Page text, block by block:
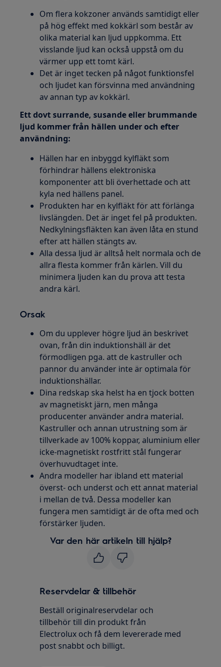
Om flera kokzoner används samtidigt eller
på hög effekt med kokkärl som består av
olika material kan ljud uppkomma. Ett
visslande ljud kan också uppstå om du
värmer upp ett tomt kärl.
Det är inget tecken på något funktionsfel
och ljudet kan försvinna med användning
av annan typ av kokkärl.
Ett dovt surrande, susande eller brummande
ljud kommer från hällen under och efter
användning:
Hällen har en inbyggd kylfläkt som
förhindrar hällens elektroniska
komponenter att bli överhettade och att
kyla ned hällens panel.
Produkten har en kylfläkt för att förlänga
livslängden. Det är inget fel på produkten.
Nedkylningsfläkten kan även låta en stund
efter att hällen stängts av.
Alla dessa ljud är alltså helt normala och de
allra flesta kommer från kärlen. Vill du
minimera ljuden kan du prova att testa
andra kärl.
Orsak
Om du upplever högre ljud än beskrivet
ovan, från din induktionshäll är det
förmodligen pga. att de kastruller och
pannor du använder inte är optimala för
induktionshällar.
Dina redskap ska helst ha en tjock botten
av magnetiskt järn, men många
producenter använder andra material.
Kastruller och annan utrustning som är
tillverkade av 100% koppar, aluminium eller
icke-magnetiskt rostfritt stål fungerar
överhuvudtaget inte.
Andra modeller har ibland ett material
överst- och underst och ett annat material
i mellan de två. Dessa modeller kan
fungera men samtidigt är de ofta med och
förstärker ljuden.
Var den här artikeln till hjälp?
Reservdelar & tillbehör
Beställ originalreservdelar och
tillbehör till din produkt från
Electrolux och få dem levererade med
post snabbt och billigt.